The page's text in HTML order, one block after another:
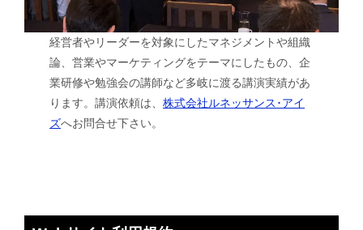
経営者やリーダーを対象にしたマネジメントや組織
論、営業やマーケティングをテーマにしたもの、企
業研修や勉強会の講師など多岐に渡る講演実績があ
ります。講演依頼は、株式会社ルネッサンス･アイ
ズへお問合せ下さい。